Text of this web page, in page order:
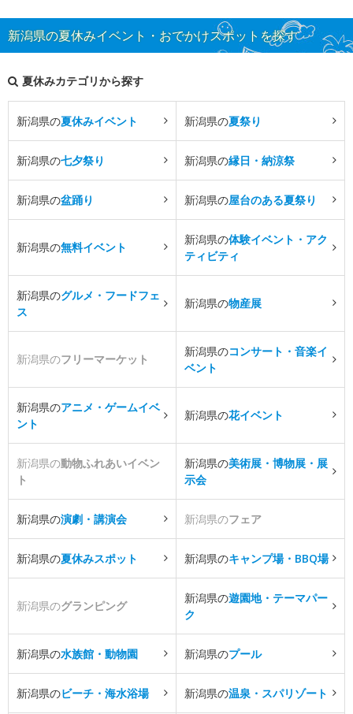
新潟県の夏休みイベント・おでかけスポットを探す
夏休みカテゴリから探す
新潟県の夏休みイベント 新潟県の夏祭り
新潟県の七夕祭り 新潟県の縁日・納涼祭
新潟県の盆踊り 新潟県の屋台のある夏祭り
新潟県の無料イベント
新潟県の体験イベント・アク
ティビティ
新潟県のグルメ・フードフェ
ス
新潟県の物産展
新潟県のフリーマーケット
新潟県のコンサート・音楽イ
ベント
新潟県のアニメ・ゲームイベ
ント
新潟県の花イベント
新潟県の動物ふれあいイベン
ト
新潟県の美術展・博物展・展
示会
新潟県の演劇・講演会 新潟県のフェア
新潟県の夏休みスポット 新潟県のキャンプ場・BBQ場
新潟県のグランピング
新潟県の遊園地・テーマパー
ク
新潟県の水族館・動物園 新潟県のプール
新潟県のビーチ・海水浴場 新潟県の温泉・スパリゾート